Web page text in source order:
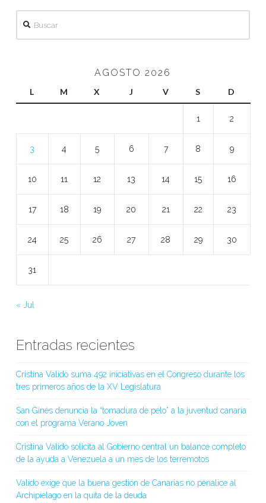
AGOSTO 2026
L M X J V S D
1 2
3 4 5 6 7 8 9
10 11 12 13 14 15 16
17 18 19 20 21 22 23
24 25 26 27 28 29 30
31
« Jul
Entradas recientes
Cristina Valido suma 492 iniciativas en el Congreso durante los
tres primeros años de la XV Legislatura
San Ginés denuncia la “tomadura de pelo” a la juventud canaria
con el programa Verano Joven
Cristina Valido solicita al Gobierno central un balance completo
de la ayuda a Venezuela a un mes de los terremotos
Valido exige que la buena gestión de Canarias no penalice al
Archipiélago en la quita de la deuda